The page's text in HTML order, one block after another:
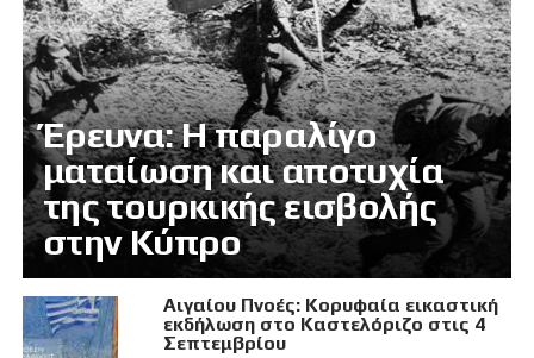
Έρευνα: Η παραλίγο
ματαίωση και αποτυχία
της τουρκικής εισβολής
στην Κύπρο
Αιγαίου Πνοές: Κορυφαία εικαστική
εκδήλωση στο Καστελόριζο στις 4
Σεπτεμβρίου